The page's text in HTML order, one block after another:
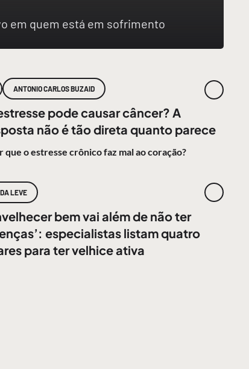
em quem está em sofrimento
ANTONIO CARLOS BUZAID
pode causar câncer? A
não é tão direta quanto parece
que o estresse crônico faz mal ao coração?
LEVE
bem vai além de não ter
especialistas listam quatro
para ter velhice ativa